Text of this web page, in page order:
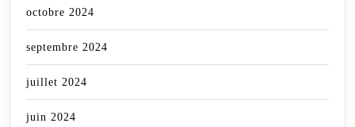
octobre 2024
septembre 2024
juillet 2024
juin 2024